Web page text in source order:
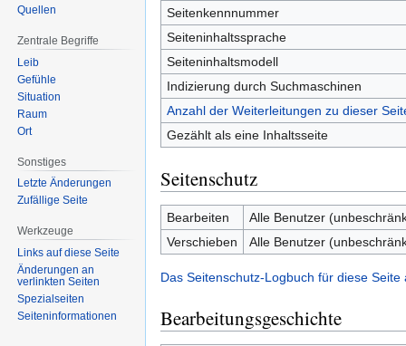
Seitenkennnummer
Seiteninhaltssprache
Seiteninhaltsmodell
Indizierung durch Suchmaschinen
Anzahl der Weiterleitungen zu dieser
Gezählt als eine Inhaltsseite
Seitenschutz
Bearbeiten
Alle Benutzer
Verschieben
Alle Benutzer
Das Seitenschutz-Logbuch für diese Seite
Bearbeitungsgeschichte
Quellen
Zentrale Begriffe
Leib
Gefühle
Situation
Raum
Ort
Sonstiges
Letzte Änderungen
Zufällige Seite
Werkzeuge
Links auf diese Seite
Änderungen an
verlinkten Seiten
Spezialseiten
Seiten­informationen